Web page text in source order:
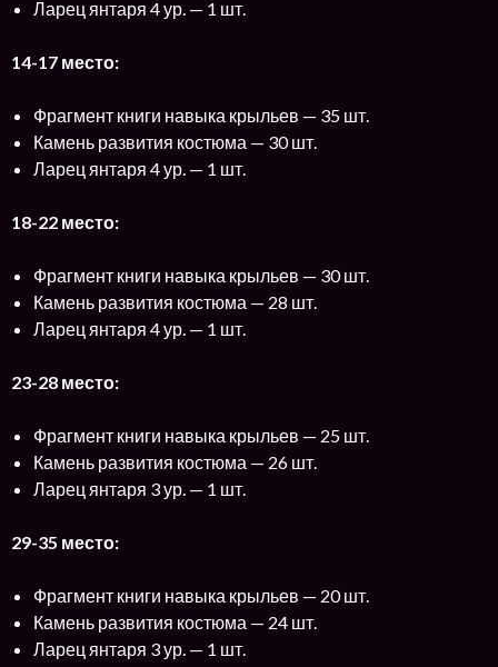
Ларец янтаря 4 ур. — 1 шт.
14-17 место:
Фрагмент книги навыка крыльев — 35 шт.
Камень развития костюма — 30 шт.
Ларец янтаря 4 ур. — 1 шт.
18-22 место:
Фрагмент книги навыка крыльев — 30 шт.
Камень развития костюма — 28 шт.
Ларец янтаря 4 ур. — 1 шт.
23-28 место:
Фрагмент книги навыка крыльев — 25 шт.
Камень развития костюма — 26 шт.
Ларец янтаря 3 ур. — 1 шт.
29-35 место:
Фрагмент книги навыка крыльев — 20 шт.
Камень развития костюма — 24 шт.
Ларец янтаря 3 ур. — 1 шт.